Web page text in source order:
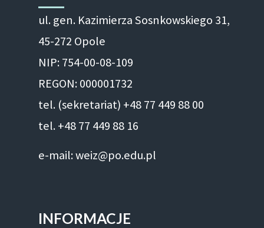
ul. gen. Kazimierza Sosnkowskiego 31,
45-272 Opole
NIP: 754-00-08-109
REGON: 000001732
tel. (sekretariat) +48 77 449 88 00
tel. +48 77 449 88 16
e-mail: weiz@po.edu.pl
INFORMACJE